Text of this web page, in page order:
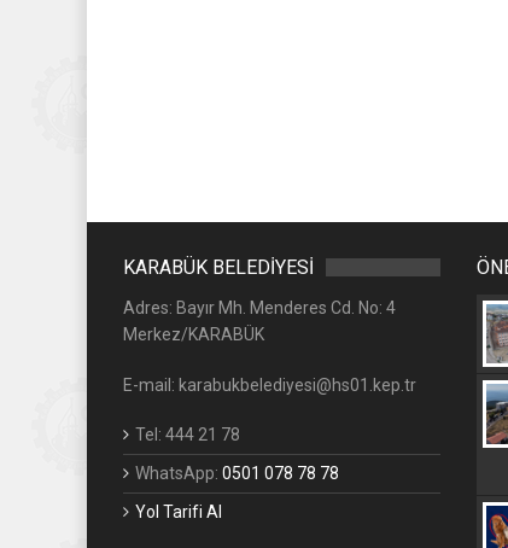
KARABÜK BELEDİYESİ
Adres: Bayır Mh. Menderes Cd. No: 4
Merkez/KARABÜK
E-mail: karabukbelediyesi@hs01.kep.tr
Tel: 444 21 78
WhatsApp: 0501 078 78 78
Yol Tarifi Al